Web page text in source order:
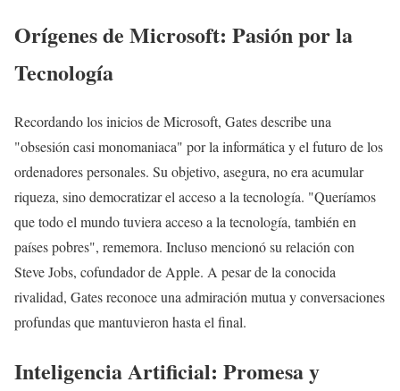
Orígenes de Microsoft: Pasión por la
Tecnología
Recordando los inicios de Microsoft, Gates describe una
"obsesión casi monomaniaca" por la informática y el futuro de los
ordenadores personales. Su objetivo, asegura, no era acumular
riqueza, sino democratizar el acceso a la tecnología. "Queríamos
que todo el mundo tuviera acceso a la tecnología, también en
países pobres", rememora. Incluso mencionó su relación con
Steve Jobs, cofundador de Apple. A pesar de la conocida
rivalidad, Gates reconoce una admiración mutua y conversaciones
profundas que mantuvieron hasta el final.
Inteligencia Artificial: Promesa y